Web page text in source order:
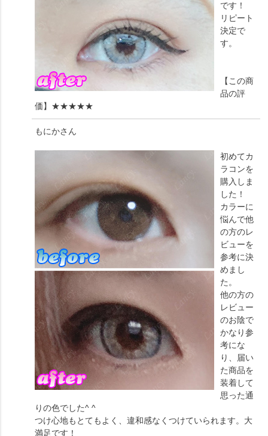
です！
リピート
決定で
す。
【この商
品の評
価】 ★★★★★
もにかさん
初めてカ
ラコンを
購入しま
した！
カラーに
悩んで他
の方のレ
ビューを
参考に決
めまし
た。
他の方の
レビュー
のお陰で
かなり参
考にな
り、届い
た商品を
装着して
思った通
りの色でした^ ^
つけ心地もとてもよく、違和感なくつけていられます。大
満足です！